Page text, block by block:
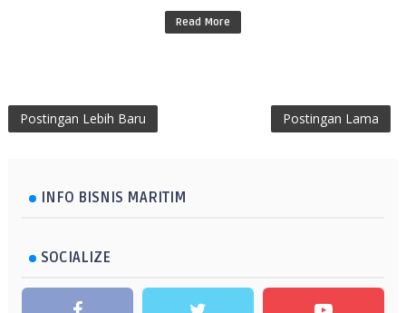
Read More
Postingan Lebih Baru Postingan Lama
INFO BISNIS MARITIM
SOCIALIZE